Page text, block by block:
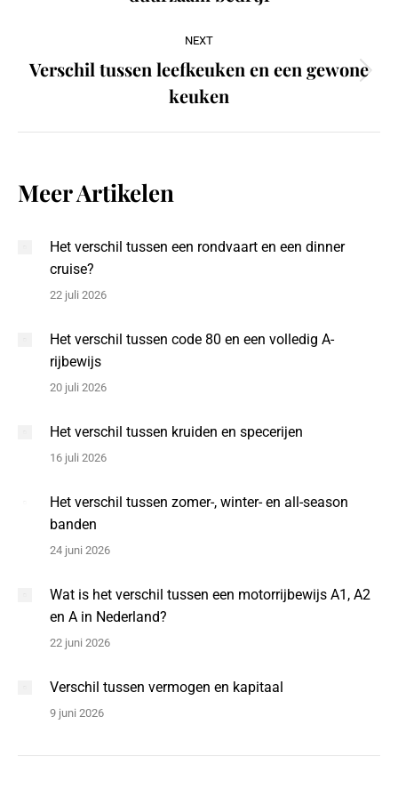
NEXT
Next
post:
Verschil tussen leefkeuken en een gewone
keuken
Meer Artikelen
Het verschil tussen een rondvaart en een dinner
cruise?
22 juli 2026
Het verschil tussen code 80 en een volledig A-
rijbewijs
20 juli 2026
Het verschil tussen kruiden en specerijen
16 juli 2026
Het verschil tussen zomer-, winter- en all-season
banden
24 juni 2026
Wat is het verschil tussen een motorrijbewijs A1, A2
en A in Nederland?
22 juni 2026
Verschil tussen vermogen en kapitaal
9 juni 2026